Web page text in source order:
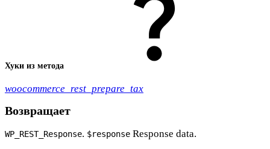
Хуки из метода
woocommerce_rest_prepare_tax
Возвращает
WP_REST_Response. $response Response data.